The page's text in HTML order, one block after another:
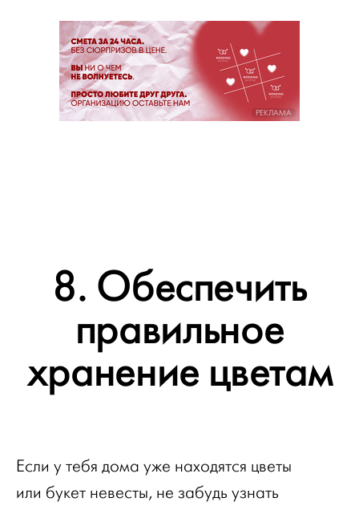
РЕКЛАМА
8. Обеспечить
правильное
хранение цветам
Если у тебя дома уже находятся цветы
или букет невесты, не забудь узнать